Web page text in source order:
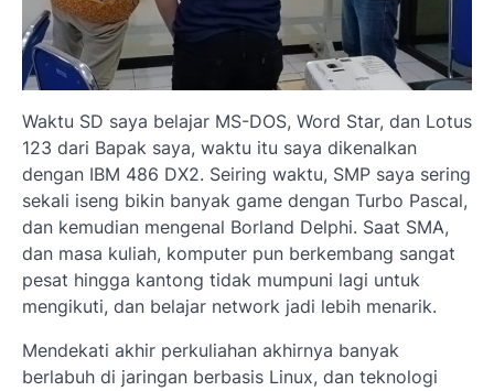
Waktu SD saya belajar MS-DOS, Word Star, dan Lotus
123 dari Bapak saya, waktu itu saya dikenalkan
dengan IBM 486 DX2. Seiring waktu, SMP saya sering
sekali iseng bikin banyak game dengan Turbo Pascal,
dan kemudian mengenal Borland Delphi. Saat SMA,
dan masa kuliah, komputer pun berkembang sangat
pesat hingga kantong tidak mumpuni lagi untuk
mengikuti, dan belajar network jadi lebih menarik.
Mendekati akhir perkuliahan akhirnya banyak
berlabuh di jaringan berbasis Linux, dan teknologi